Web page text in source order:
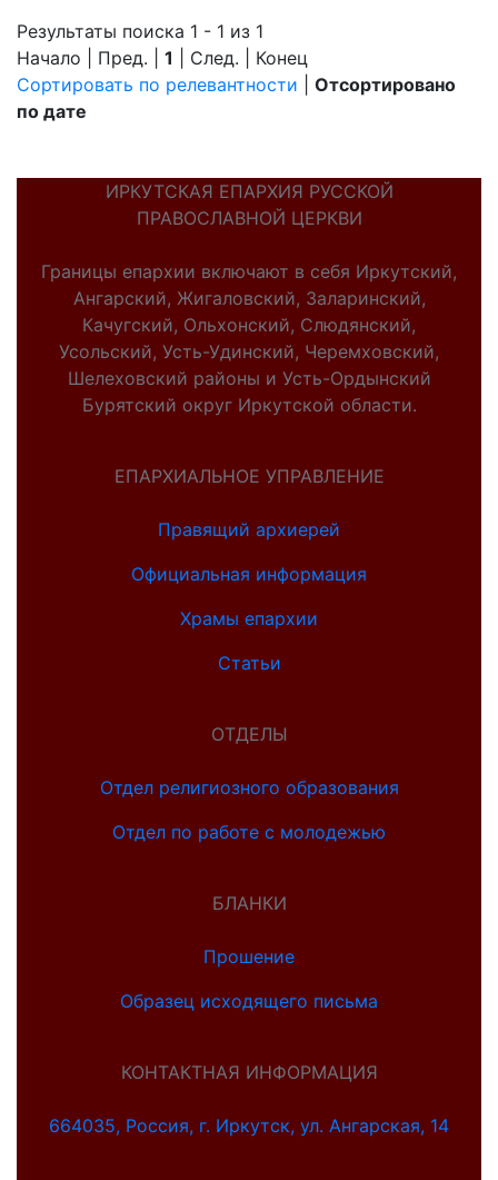
Результаты поиска 1 - 1 из 1
Начало | Пред. | 1 | След. | Конец
Сортировать по релевантности
Отсортировано
по дате
ИРКУТСКАЯ ЕПАРХИЯ РУССКОЙ
ПРАВОСЛАВНОЙ ЦЕРКВИ
Границы епархии включают в себя Иркутский,
Ангарский, Жигаловский, Заларинский,
Качугский, Ольхонский, Слюдянский,
Усольский, Усть-Удинский, Черемховский,
Шелеховский районы и Усть-Ордынский
Бурятский округ Иркутской области.
ЕПАРХИАЛЬНОЕ УПРАВЛЕНИЕ
Правящий архиерей
Официальная информация
Храмы епархии
Статьи
ОТДЕЛЫ
Отдел религиозного образования
Отдел по работе с молодежью
БЛАНКИ
Прошение
Образец исходящего письма
КОНТАКТНАЯ ИНФОРМАЦИЯ
664035, Россия, г. Иркутск, ул. Ангарская, 14